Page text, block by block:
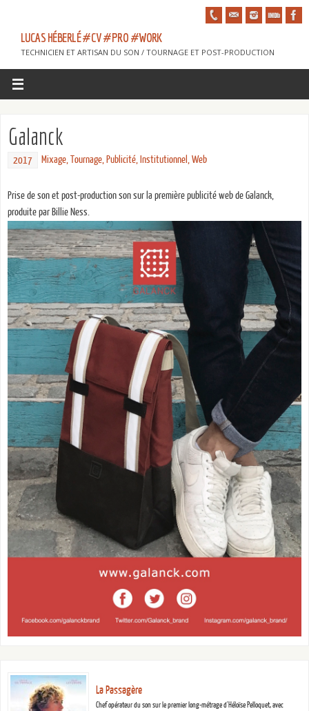
LUCAS HÉBERLÉ #CV #PRO #WORK
TECHNICIEN ET ARTISAN DU SON / TOURNAGE ET POST-PRODUCTION
Galanck
2017 Mixage,Tournage, Publicité, Institutionnel,Web
Prise de son et post-production son sur la première publicité web de Galanck,
produite par Billie Ness.
La Passagère
Chef opérateur du son sur le premier long-métrage d'Héloïse Pelloquet, avec